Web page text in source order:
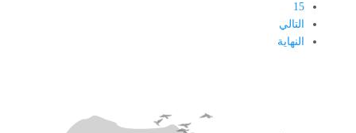
15
التالي
النهاية